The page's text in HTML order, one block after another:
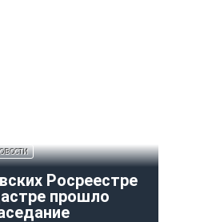
Росреестре
прошло